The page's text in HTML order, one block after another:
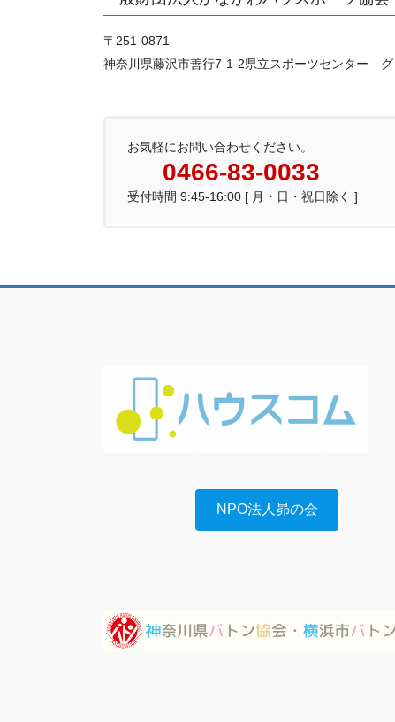
〒251-0871
神奈川県藤沢市善行7-1-2県立スポーツセンター
お気軽にお問い合わせください。
0466-83-0033
受付時間 9:45-16:00 [ 月・日・祝日除く ]
NPO法人昴の会